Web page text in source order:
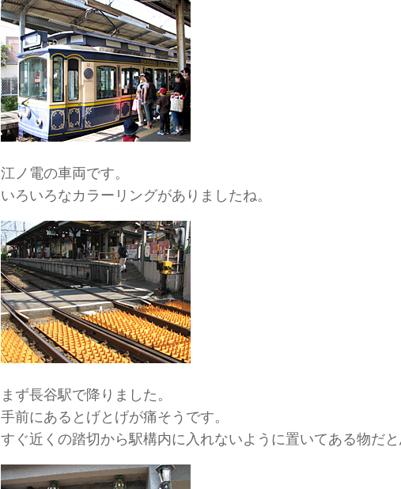
江ノ電の車両です。
いろいろなカラーリングがありましたね。
まず長谷駅で降りました。
手前にあるとげとげが痛そうです。
すぐ近くの踏切から駅構内に入れないように置いてある物だ